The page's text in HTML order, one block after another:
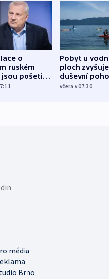
o
ruském
pošetilé,
Pobyt u
ploch zvyšuje
duševní
ukázala
včera v 07:30
média
Brno